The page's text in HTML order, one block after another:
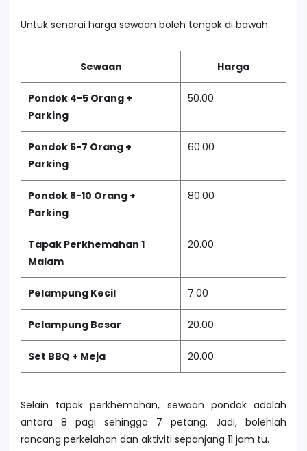
Untuk senarai harga sewaan boleh tengok di bawah:
Sewaan Harga
Pondok 4-5 Orang +
Parking
50.00
Pondok 6-7 Orang +
Parking
60.00
Pondok 8-10 Orang +
Parking
80.00
Tapak Perkhemahan 1
Malam
20.00
Pelampung Kecil 7.00
Pelampung Besar 20.00
Set BBQ + Meja 20.00
Selain tapak perkhemahan, sewaan pondok adalah
antara 8 pagi sehingga 7 petang. Jadi, bolehlah
rancang perkelahan dan aktiviti sepanjang 11 jam tu.